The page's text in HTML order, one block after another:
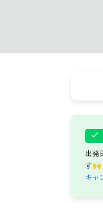
出発
す
キャ